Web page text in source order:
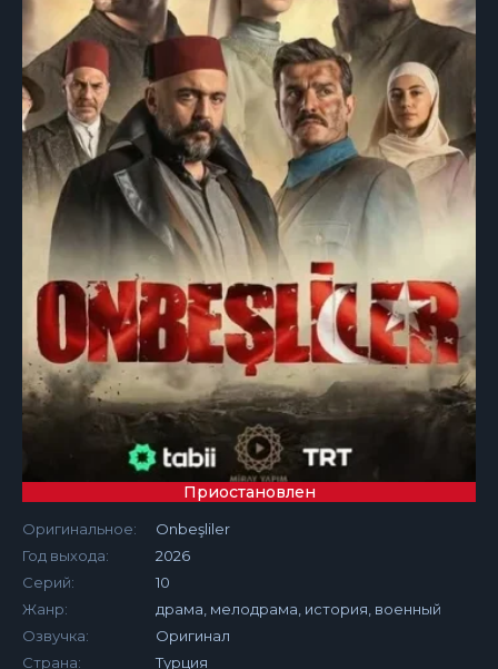
Приостановлен
Оригинальное:
Onbeşliler
Год выхода:
2026
Серий:
10
Жанр:
драма, мелодрама, история, военный
Озвучка:
Оригинал
Страна:
Турция